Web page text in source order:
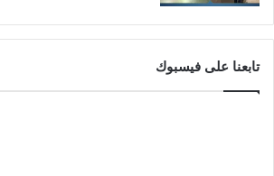
تابعنا على فيسبوك